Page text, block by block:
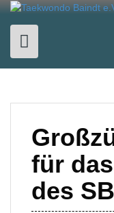
Skip
content
für
des